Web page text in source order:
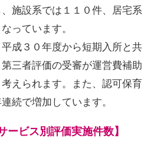
施設系では１１０件、居宅系
っています。
成３０年度から短期入所と共
三者評価の受審が運営費補助
えられます。また、認可保育
続で増加しています。
ービス別評価実施件数】